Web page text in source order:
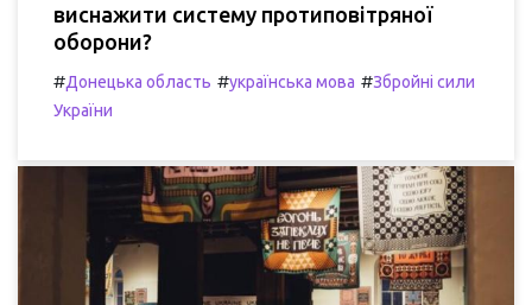
виснажити систему протиповітряної
оборони?
#Донецька область #українська мова #Збройні сили
України